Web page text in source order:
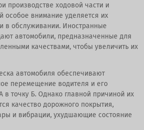
производстве ходовой части и
особое внимание уделяется их
в обслуживании. Иностранные
автомобили, предназначенные для
качествами, чтобы увеличить их
автомобиля обеспечивают
перемещение водителя и его
в точку Б. Однако главной причиной их
качество дорожного покрытия,
и вибрации, ухудшающие состояние